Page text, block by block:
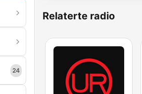
24
Relaterte radio